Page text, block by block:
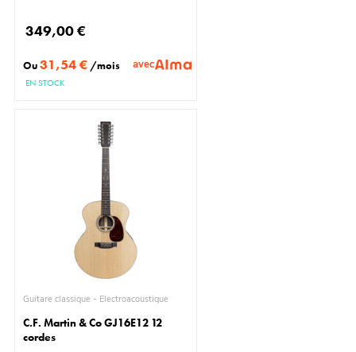
349,00 €
Ou31,54 € /mois avec
EN STOCK
Guitare classique - Électroacoustique
C.F. Martin & Co GJ16E12 12
cordes